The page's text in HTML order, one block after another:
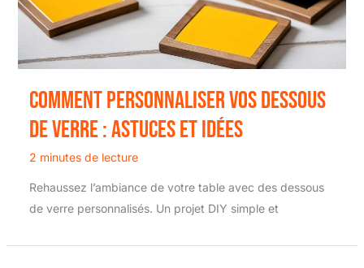
Comment personnaliser vos dessous
de verre : astuces et idées
2 minutes de lecture
Rehaussez l’ambiance de votre table avec des dessous
de verre personnalisés. Un projet DIY simple et